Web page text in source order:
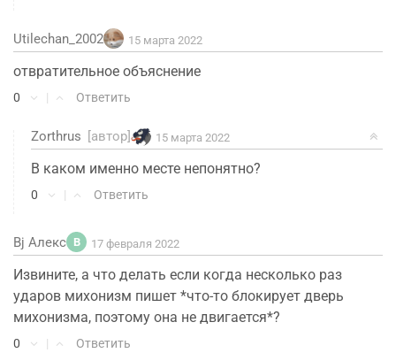
Utilechan_2002 15 марта 2022
отвратительное объяснение
0 | Ответить
Zorthrus [автор] 15 марта 2022
В каком именно месте непонятно?
0 | Ответить
Bj Алекс B 17 февраля 2022
Извините, а что делать если когда несколько раз
ударов михонизм пишет *что-то блокирует дверь
михонизма, поэтому она не двигается*?
0 | Ответить